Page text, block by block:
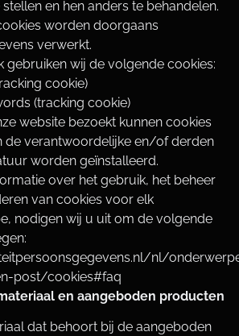
en hen anders te behandelen.
worden doorgaans
verwerkt.
gebruiken wij de volgende cookies:
cookie)
(tracking cookie)
website bezoekt kunnen cookies
de verantwoordelijke en/of derden
worden geïnstalleerd.
over het gebruik, het beheer
van cookies voor elk
nodigen wij u uit om de volgende
nl/
post/cookies#faq
en aangeboden producten
dat behoort bij de aangeboden